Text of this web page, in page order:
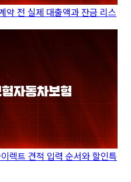
약 전 실제 대출액과 잔금 리스
렉트 견적 입력 순서와 할인특